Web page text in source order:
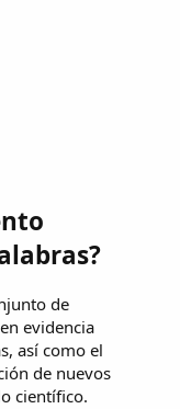
de
evidencia
así como el
de nuevos
científico.